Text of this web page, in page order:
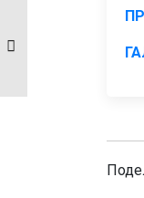
ВЕНЕЦИЈА -